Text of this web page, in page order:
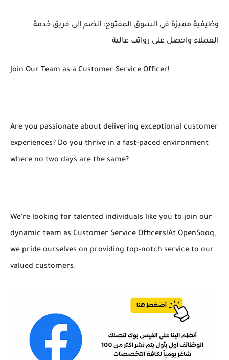
وظيفية مميزة في السوق المفتوح: انضم إلى فريق خدمة
العملاء واحصل على رواتب عالية
Join Our Team as a Customer Service Officer!
Are you passionate about delivering exceptional customer
experiences? Do you thrive in a fast-paced environment
where no two days are the same?
We’re looking for talented individuals like you to join our
dynamic team as Customer Service Officers!At OpenSooq,
we pride ourselves on providing top-notch service to our
valued customers.